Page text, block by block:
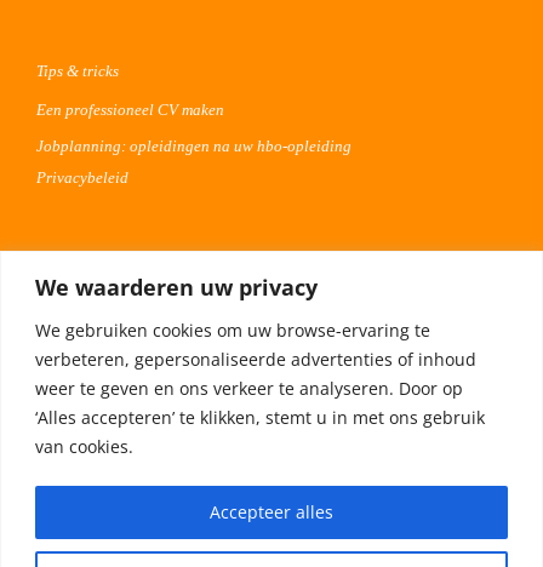
We waarderen uw privacy
We gebruiken cookies om uw browse-ervaring te
verbeteren, gepersonaliseerde advertenties of inhoud
weer te geven en ons verkeer te analyseren. Door op
‘Alles accepteren’ te klikken, stemt u in met ons gebruik
van cookies.
Accepteer alles
Tips & tricks
Een professioneel CV maken
Jobplanning: opleidingen na uw hbo-opleiding
Privacybeleid
Plaats uw vacature 30 dagen gratis
Adverteren op Meta